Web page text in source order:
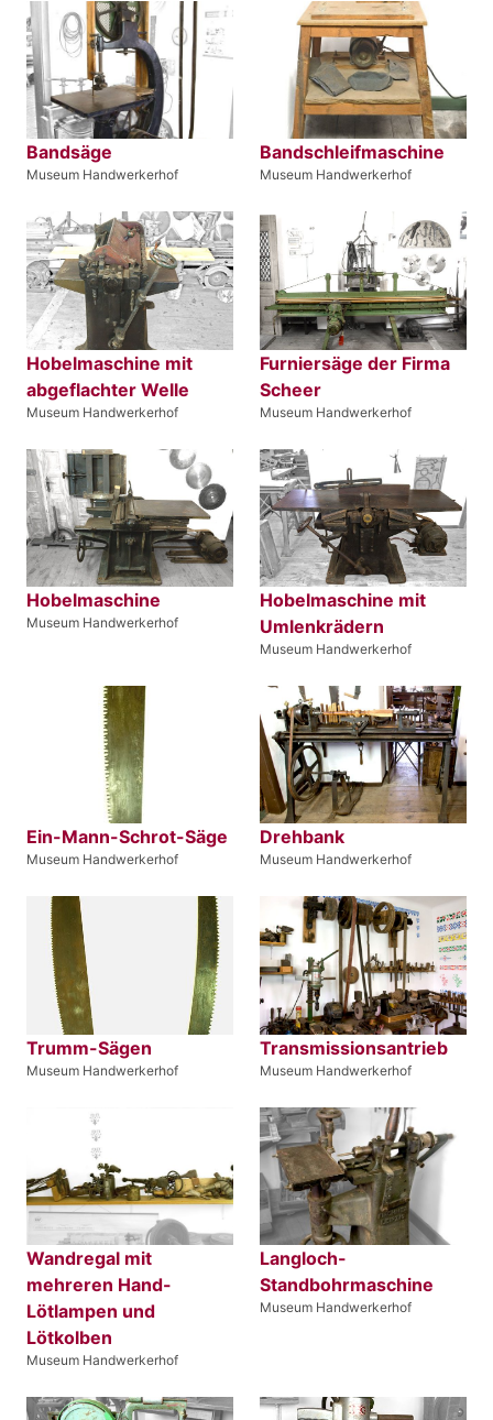
Bandsäge
Museum Handwerkerhof
Bandschleifmaschine
Museum Handwerkerhof
Hobelmaschine mit
abgeflachter Welle
Museum Handwerkerhof
Furniersäge der Firma
Scheer
Museum Handwerkerhof
Hobelmaschine
Museum Handwerkerhof
Hobelmaschine mit
Umlenkrädern
Museum Handwerkerhof
Ein-Mann-Schrot-Säge
Museum Handwerkerhof
Drehbank
Museum Handwerkerhof
Trumm-Sägen
Museum Handwerkerhof
Transmissionsantrieb
Museum Handwerkerhof
Wandregal mit
mehreren Hand-
Lötlampen und
Lötkolben
Museum Handwerkerhof
Langloch-
Standbohrmaschine
Museum Handwerkerhof